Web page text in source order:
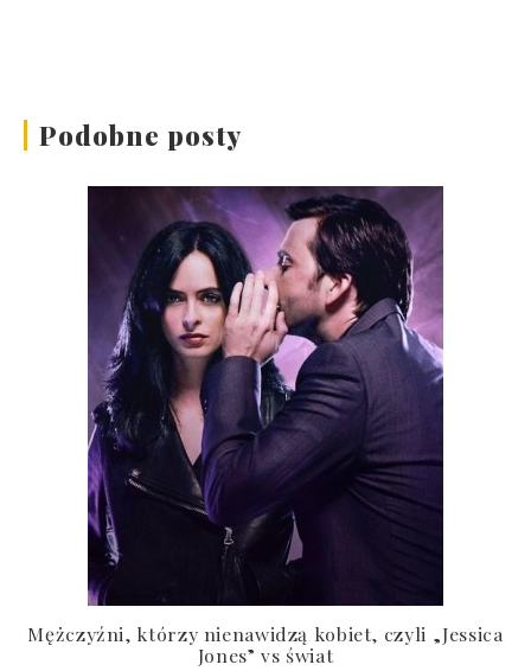
Podobne posty
Mężczyźni, którzy nienawidzą kobiet, czyli „Jessica
Jones” vs świat